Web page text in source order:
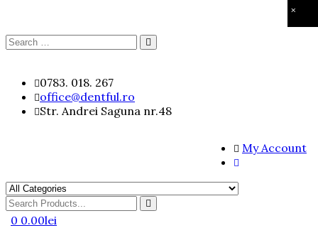
×
Search
content
0783. 018. 267
office@dentful.ro
Str. Andrei Saguna nr.48
My Account
Search
for
0 0.00lei